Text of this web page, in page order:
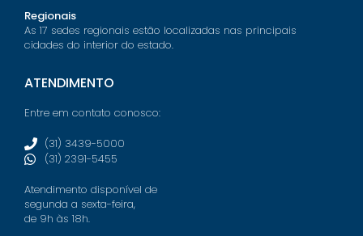
Regionais
As 17 sedes regionais estão localizadas nas principais
cidades do interior do estado.
ATENDIMENTO
Entre em contato conosco:
(31) 3439-5000
(31) 2391-5455
Atendimento disponível de
segunda a sexta-feira,
de 9h às 18h.